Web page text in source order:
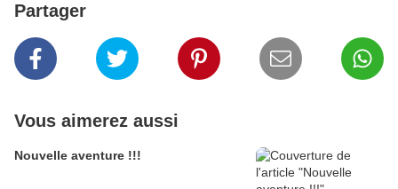
Partager
Vous aimerez aussi
Nouvelle aventure !!!